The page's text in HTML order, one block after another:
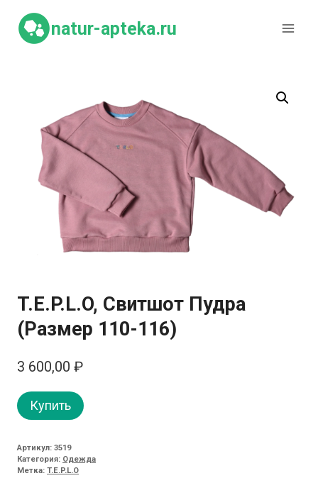
содержимому
natur-apteka.ru
T.E.P.L.O, Свитшот Пудра
(Размер 110-116)
3 600,00 ₽
Купить
Артикул: 3519
Категория: Одежда
Метка: T.E.P.L.O